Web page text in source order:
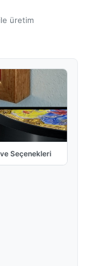
üretim
Seçenekleri